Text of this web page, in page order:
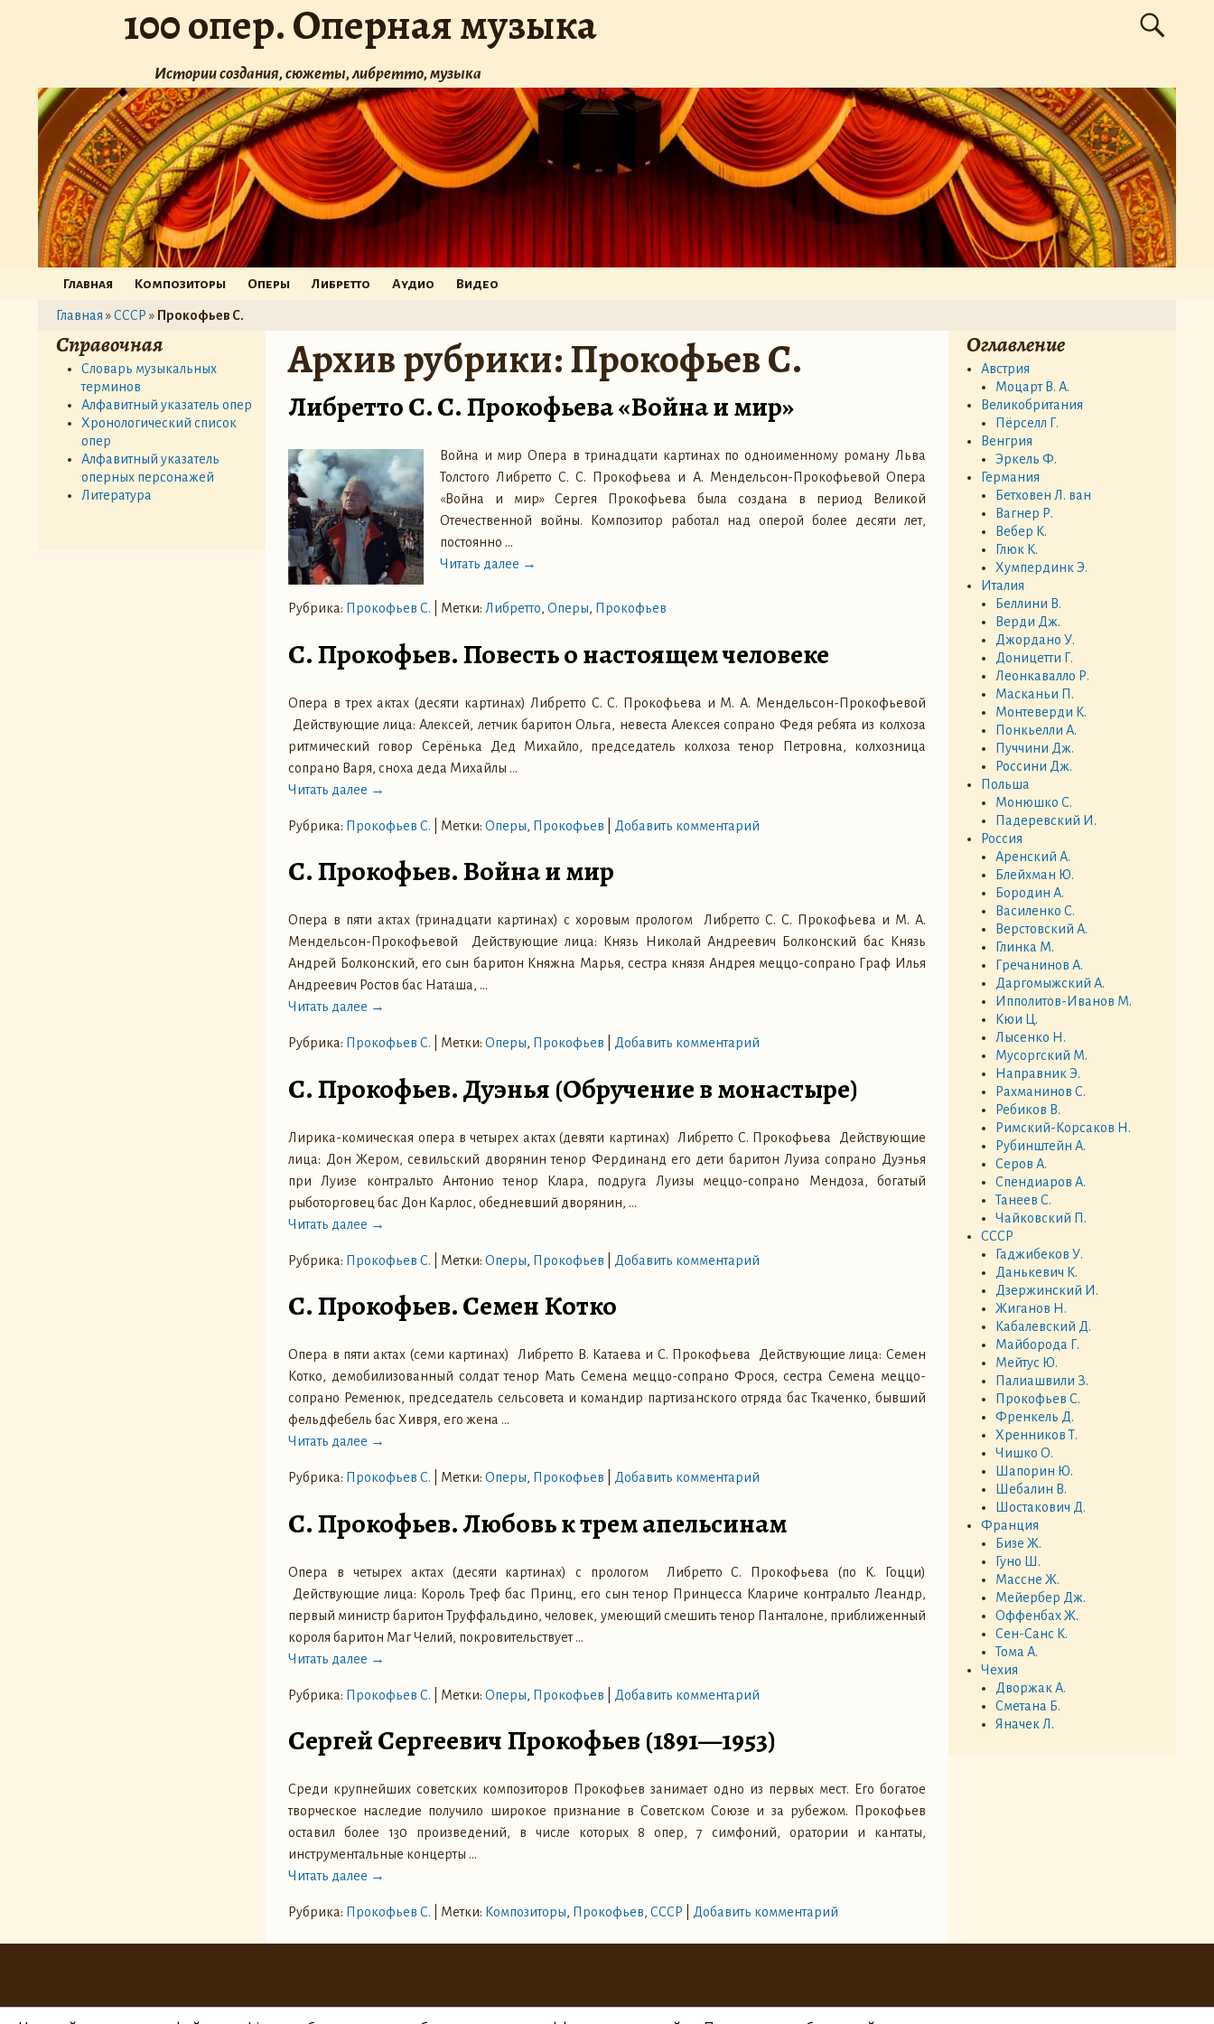
100 опер. Оперная музыка
Истории создания, сюжеты, либретто, музыка
Главная Композиторы Оперы Либретто Аудио Видео
Главная »СССР » Прокофьев С.
Архив рубрики:Прокофьев С.
Либретто С. С. Прокофьева «Война и мир»
Война и мир Опера в тринадцати картинах по одноименному роману Льва
Толстого Либретто С. С. Прокофьева и А. Мендельсон-Прокофьевой Опера
«Война и мир» Сергея Прокофьева была создана в период Великой
Отечественной войны. Композитор работал над оперой более десяти лет,
постоянно …
Читать далее →
Рубрика: Прокофьев С. Метки: Либретто,Оперы, Прокофьев
С. Прокофьев. Повесть о настоящем человеке
Опера в трех актах (десяти картинах) Либретто С. С. Прокофьева и М. А. Мендельсон-Прокофьевой
Действующие лица: Алексей, летчик баритон Ольга, невеста Алексея сопрано Федя ребята из колхоза
ритмический говор Серёнька Дед Михайло, председатель колхоза тенор Петровна, колхозница
сопрано Варя, сноха деда Михайлы …
Читать далее →
Рубрика: Прокофьев С. Метки: Оперы, Прокофьев Добавить комментарий
С. Прокофьев. Война и мир
Опера в пяти актах (тринадцати картинах) с хоровым прологом Либретто С. С. Прокофьева и М. А.
Мендельсон-Прокофьевой Действующие лица: Князь Николай Андреевич Болконский бас Князь
Андрей Болконский, его сын баритон Княжна Марья, сестра князя Андрея меццо-сопрано Граф Илья
Андреевич Ростов бас Наташа, …
Читать далее →
Рубрика: Прокофьев С. Метки: Оперы, Прокофьев Добавить комментарий
С. Прокофьев. Дуэнья (Обручение в монастыре)
Лирика-комическая опера в четырех актах (девяти картинах) Либретто С. Прокофьева Действующие
лица: Дон Жером, севильский дворянин тенор Фердинанд его дети баритон Луиза сопрано Дуэнья
при Луизе контральто Антонио тенор Клара, подруга Луизы меццо-сопрано Мендоза, богатый
рыботорговец бас Дон Карлос, обедневший дворянин, …
Читать далее →
Рубрика: Прокофьев С. Метки: Оперы, Прокофьев Добавить комментарий
С. Прокофьев. Семен Котко
Опера в пяти актах (семи картинах) Либретто В. Катаева и С. Прокофьева Действующие лица: Семен
Котко, демобилизованный солдат тенор Мать Семена меццо-сопрано Фрося, сестра Семена меццо-
сопрано Ременюк, председатель сельсовета и командир партизанского отряда бас Ткаченко, бывший
фельдфебель бас Хивря, его жена …
Читать далее →
Рубрика: Прокофьев С. Метки: Оперы, Прокофьев Добавить комментарий
С. Прокофьев. Любовь к трем апельсинам
Опера в четырех актах (десяти картинах) с прологом Либретто С. Прокофьева (по К. Гоцци)
Действующие лица: Король Треф бас Принц, его сын тенор Принцесса Клариче контральто Леандр,
первый министр баритон Труффальдино, человек, умеющий смешить тенор Панталоне, приближенный
короля баритон Маг Челий, покровительствует…
Читать далее →
Рубрика: Прокофьев С. Метки: Оперы, Прокофьев Добавить комментарий
Сергей Сергеевич Прокофьев (1891—1953)
Среди крупнейших советских композиторов Прокофьев занимает одно из первых мест. Его богатое
творческое наследие получило широкое признание в Советском Союзе и за рубежом. Прокофьев
оставил более 130 произведений, в числе которых 8 опер, 7 симфоний, оратории и кантаты,
инструментальные концерты …
Читать далее →
Рубрика: Прокофьев С. Метки: Композиторы, Прокофьев,СССР Добавить комментарий
Справочная
Словарь музыкальных
терминов
Алфавитный указатель опер
Хронологический список
опер
Алфавитный указатель
оперных персонажей
Литература
Оглавление
Австрия
Моцарт В. А.
Великобритания
Пёрселл Г.
Венгрия
Эркель Ф.
Германия
Бетховен Л. ван
Вагнер Р.
Вебер К.
Глюк К.
Хумпердинк Э.
Италия
Беллини В.
Верди Дж.
Джордано У.
Доницетти Г.
Леонкавалло Р.
Масканьи П.
Монтеверди К.
Понкьелли А.
Пуччини Дж.
Россини Дж.
Польша
Монюшко С.
Падеревский И.
Россия
Аренский А.
Блейхман Ю.
Бородин А.
Василенко С.
Верстовский А.
Глинка М.
Гречанинов А.
Даргомыжский А.
Ипполитов-Иванов М.
Кюи Ц.
Лысенко Н.
Мусоргский М.
Направник Э.
Рахманинов С.
Ребиков В.
Римский-Корсаков Н.
Рубинштейн А.
Серов А.
Спендиаров А.
Танеев С.
Чайковский П.
СССР
Гаджибеков У.
Данькевич К.
Дзержинский И.
Жиганов Н.
Кабалевский Д.
Майборода Г.
Мейтус Ю.
Палиашвили З.
Прокофьев С.
Френкель Д.
Хренников Т.
Чишко О.
Шапорин Ю.
Шебалин В.
Шостакович Д.
Франция
Бизе Ж.
Гуно Ш.
Массне Ж.
Мейербер Дж.
Оффенбах Ж.
Сен-Санс К.
Тома А.
Чехия
Дворжак А.
Сметана Б.
Яначек Л.